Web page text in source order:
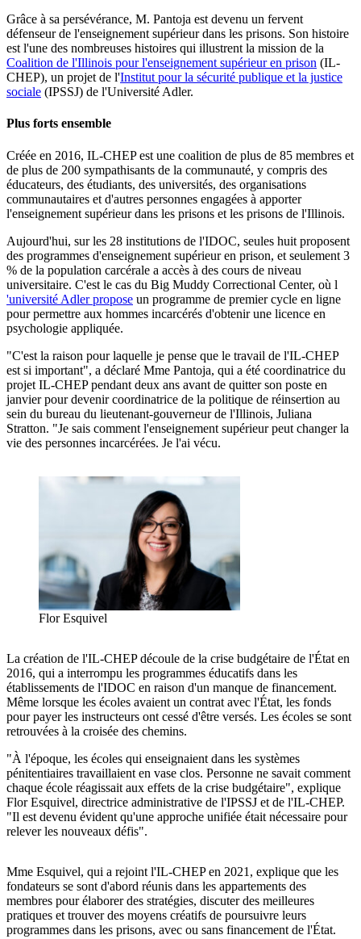
Grâce à sa persévérance, M. Pantoja est devenu un fervent
défenseur de l'enseignement supérieur dans les prisons. Son histoire
est l'une des nombreuses histoires qui illustrent la mission de la
Coalition de l'Illinois pour l'enseignement supérieur en prison (IL-
CHEP), un projet de l'Institut pour la sécurité publique et la justice
sociale (IPSSJ) de l'Université Adler.
Plus forts ensemble
Créée en 2016, IL-CHEP est une coalition de plus de 85 membres et
de plus de 200 sympathisants de la communauté, y compris des
éducateurs, des étudiants, des universités, des organisations
communautaires et d'autres personnes engagées à apporter
l'enseignement supérieur dans les prisons et les prisons de l'Illinois.
Aujourd'hui, sur les 28 institutions de l'IDOC, seules huit proposent
des programmes d'enseignement supérieur en prison, et seulement 3
% de la population carcérale a accès à des cours de niveau
universitaire. C'est le cas du Big Muddy Correctional Center, où l
'université Adler propose un programme de premier cycle en ligne
pour permettre aux hommes incarcérés d'obtenir une licence en
psychologie appliquée.
"C'est la raison pour laquelle je pense que le travail de l'IL-CHEP
est si important", a déclaré Mme Pantoja, qui a été coordinatrice du
projet IL-CHEP pendant deux ans avant de quitter son poste en
janvier pour devenir coordinatrice de la politique de réinsertion au
sein du bureau du lieutenant-gouverneur de l'Illinois, Juliana
Stratton. "Je sais comment l'enseignement supérieur peut changer la
vie des personnes incarcérées. Je l'ai vécu.
Flor Esquivel
La création de l'IL-CHEP découle de la crise budgétaire de l'État en
2016, qui a interrompu les programmes éducatifs dans les
établissements de l'IDOC en raison d'un manque de financement.
Même lorsque les écoles avaient un contrat avec l'État, les fonds
pour payer les instructeurs ont cessé d'être versés. Les écoles se sont
retrouvées à la croisée des chemins.
"À l'époque, les écoles qui enseignaient dans les systèmes
pénitentiaires travaillaient en vase clos. Personne ne savait comment
chaque école réagissait aux effets de la crise budgétaire", explique
Flor Esquivel, directrice administrative de l'IPSSJ et de l'IL-CHEP.
"Il est devenu évident qu'une approche unifiée était nécessaire pour
relever les nouveaux défis".
Mme Esquivel, qui a rejoint l'IL-CHEP en 2021, explique que les
fondateurs se sont d'abord réunis dans les appartements des
membres pour élaborer des stratégies, discuter des meilleures
pratiques et trouver des moyens créatifs de poursuivre leurs
programmes dans les prisons, avec ou sans financement de l'État.